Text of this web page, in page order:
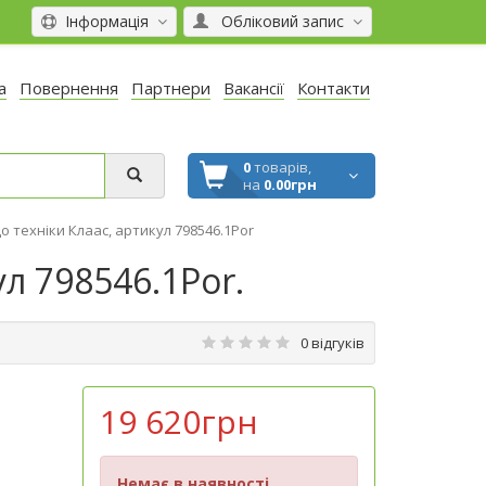
Обліковий запис
Інформація
Повернення Партнери Вакансії Контакти
0товарів,
на 0.00грн
техніки Клаас, артикул 798546.1Por
798546.1Por.
0 відгуків
19 620грн